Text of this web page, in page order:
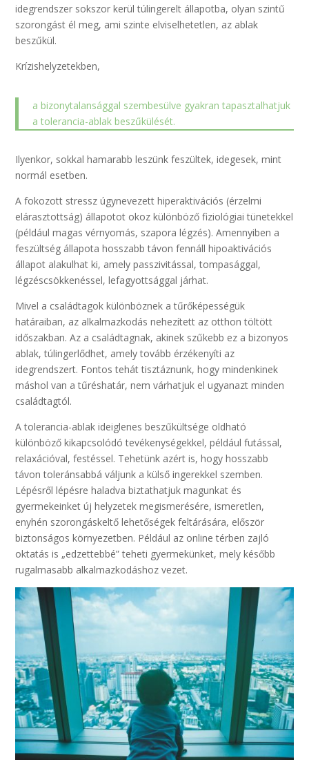
idegrendszer sokszor kerül túlingerelt állapotba, olyan szintű
szorongást él meg, ami szinte elviselhetetlen, az ablak
beszűkül.
Krízishelyzetekben,
a bizonytalansággal szembesülve gyakran tapasztalhatjuk
a tolerancia-ablak beszűkülését.
Ilyenkor, sokkal hamarabb leszünk feszültek, idegesek, mint
normál esetben.
A fokozott stressz úgynevezett hiperaktivációs (érzelmi
elárasztottság) állapotot okoz különböző fiziológiai tünetekkel
(például magas vérnyomás, szapora légzés). Amennyiben a
feszültség állapota hosszabb távon fennáll hipoaktivációs
állapot alakulhat ki, amely passzivitással, tompasággal,
légzéscsökkenéssel, lefagyottsággal járhat.
Mivel a családtagok különböznek a tűrőképességük
határaiban, az alkalmazkodás nehezített az otthon töltött
időszakban. Az a családtagnak, akinek szűkebb ez a bizonyos
ablak, túlingerlődhet, amely tovább érzékenyíti az
idegrendszert. Fontos tehát tisztáznunk, hogy mindenkinek
máshol van a tűréshatár, nem várhatjuk el ugyanazt minden
családtagtól.
A tolerancia-ablak ideiglenes beszűkültsége oldható
különböző kikapcsolódó tevékenységekkel, például futással,
relaxációval, festéssel. Tehetünk azért is, hogy hosszabb
távon toleránsabbá váljunk a külső ingerekkel szemben.
Lépésről lépésre haladva biztathatjuk magunkat és
gyermekeinket új helyzetek megismerésére, ismeretlen,
enyhén szorongáskeltő lehetőségek feltárására, először
biztonságos környezetben. Például az online térben zajló
oktatás is „edzettebbé” teheti gyermekünket, mely később
rugalmasabb alkalmazkodáshoz vezet.